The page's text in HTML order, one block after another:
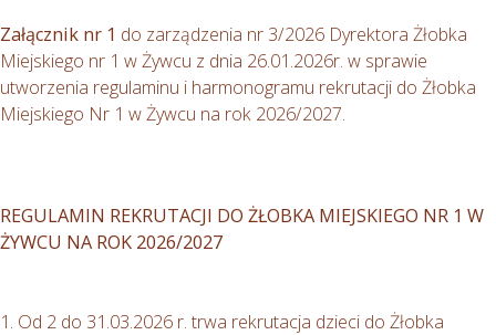
Załącznik nr 1 do zarządzenia nr 3/2026 Dyrektora Żłobka
Miejskiego nr 1 w Żywcu z dnia 26.01.2026r. w sprawie
utworzenia regulaminu i harmonogramu rekrutacji do Żłobka
Miejskiego Nr 1 w Żywcu na rok 2026/2027.
REGULAMIN REKRUTACJI DO ŻŁOBKA MIEJSKIEGO NR 1 W
ŻYWCU NA ROK 2026/2027
1. Od 2 do 31.03.2026 r. trwa rekrutacja dzieci do Żłobka